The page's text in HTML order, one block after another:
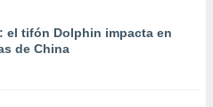
el tifón Dolphin impacta en
de China